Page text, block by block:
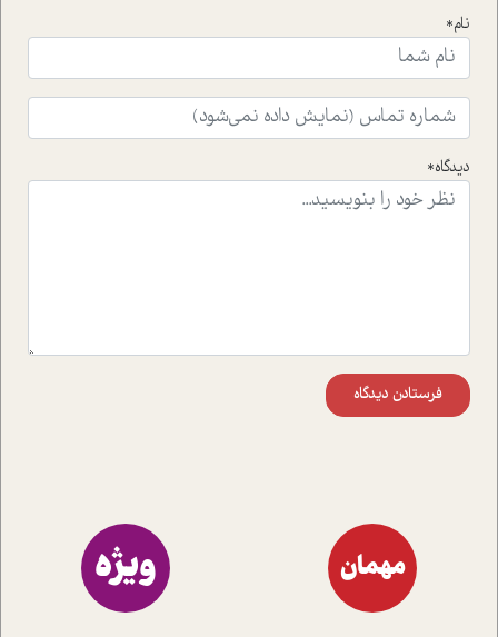
ای که به زندگی شگفت انگیز جین گودال و تاثیرات کاوش های
ایشان در حوزه ی شامپانزه ها بر زندگی امروزی ما نگاهی
افکنده است.فصل اتاق 333 شما را پای صحبت یک تجربه ی
واقعی در ارتباط با اختلال شخصیت اسکزوئید و مشکلات و نیز
راهکارهای حل آن قرار می دهد که در اتاق درمان اتفاق افتاده
موثرترین راهکارهای استفاده از هوش مصنوعی در حوزه های
نام*
دیدگاه*
فرستادن دیدگاه
مهمان ویژه